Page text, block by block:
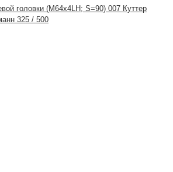
головки (М64х4LH; S=90) 007 Куттер
325 / 500